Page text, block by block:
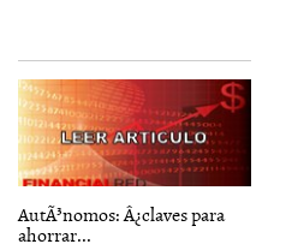
AutÃ³nomos: Â¿claves para
ahorrar...